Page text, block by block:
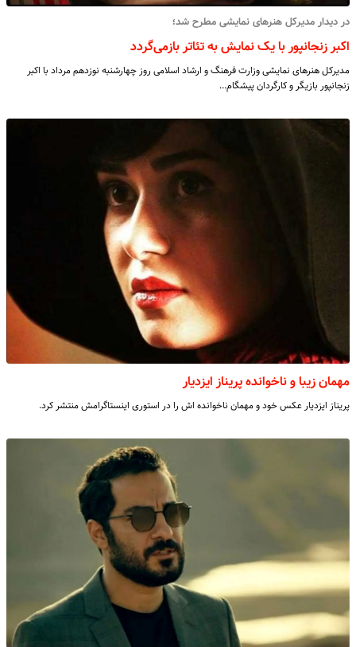
در دیدار مدیرکل هنرهای نمایشی مطرح شد؛
اکبر زنجانپور با یک نمایش به تئاتر بازمی‌گردد
مدیرکل هنرهای نمایشی وزارت فرهنگ و ارشاد اسلامی روز چهارشنبه نوزدهم مرداد با اکبر
زنجانپور بازیگر و کارگردان پیشگام…
مهمان زیبا و ناخوانده پریناز ایزدیار
پریناز ایزدیار عکس خود و مهمان ناخوانده اش را در استوری اینستاگرامش منتشر کرد.